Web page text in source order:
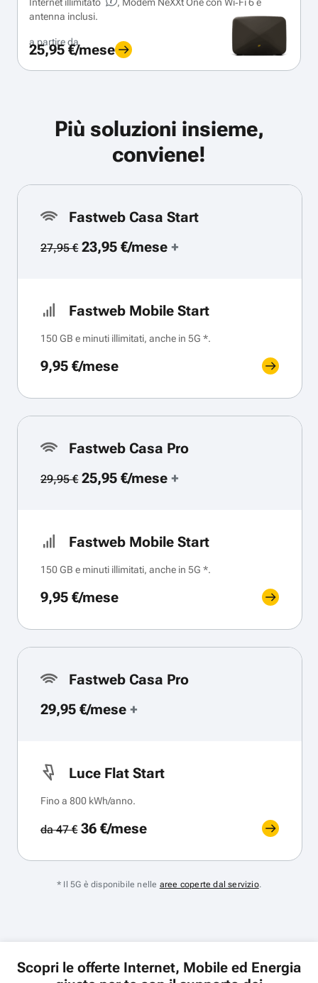
antenna inclusi.
a partire da
25,95 €/mese
Più soluzioni insieme,
conviene!
Fastweb Casa Start
27,95 €23,95 €/mese+
Fastweb Mobile Start
150 GB e minuti illimitati, anche in 5G *.
9,95 €/mese
Fastweb Casa Pro
29,95 €25,95 €/mese+
Fastweb Mobile Start
150 GB e minuti illimitati, anche in 5G *.
9,95 €/mese
Fastweb Casa Pro
29,95 €/mese +
Luce Flat Start
Fino a 800 kWh/anno.
da 47 €36 €/mese
* Il 5G è disponibile nelle aree coperte dal servizio.
Scopri le offerte Internet, Mobile ed Energia